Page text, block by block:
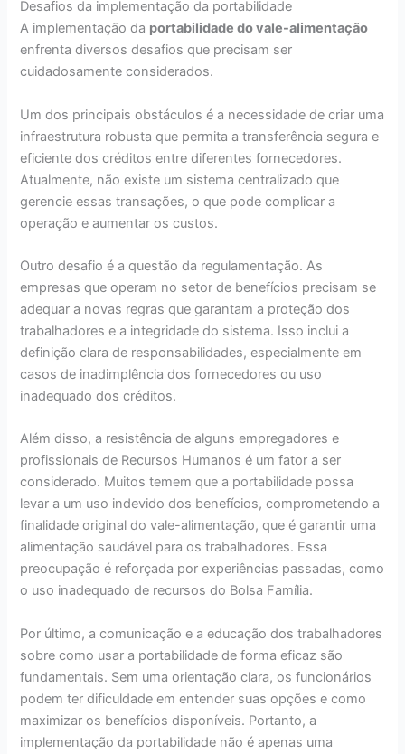
Desafios da implementação da portabilidade
A implementação da portabilidade do vale-alimentação
enfrenta diversos desafios que precisam ser
cuidadosamente considerados.
Um dos principais obstáculos é a necessidade de criar uma
infraestrutura robusta que permita a transferência segura e
eficiente dos créditos entre diferentes fornecedores.
Atualmente, não existe um sistema centralizado que
gerencie essas transações, o que pode complicar a
operação e aumentar os custos.
Outro desafio é a questão da regulamentação. As
empresas que operam no setor de benefícios precisam se
adequar a novas regras que garantam a proteção dos
trabalhadores e a integridade do sistema. Isso inclui a
definição clara de responsabilidades, especialmente em
casos de inadimplência dos fornecedores ou uso
inadequado dos créditos.
Além disso, a resistência de alguns empregadores e
profissionais de Recursos Humanos é um fator a ser
considerado. Muitos temem que a portabilidade possa
levar a um uso indevido dos benefícios, comprometendo a
finalidade original do vale-alimentação, que é garantir uma
alimentação saudável para os trabalhadores. Essa
preocupação é reforçada por experiências passadas, como
o uso inadequado de recursos do Bolsa Família.
Por último, a comunicação e a educação dos trabalhadores
sobre como usar a portabilidade de forma eficaz são
fundamentais. Sem uma orientação clara, os funcionários
podem ter dificuldade em entender suas opções e como
maximizar os benefícios disponíveis. Portanto, a
implementação da portabilidade não é apenas uma